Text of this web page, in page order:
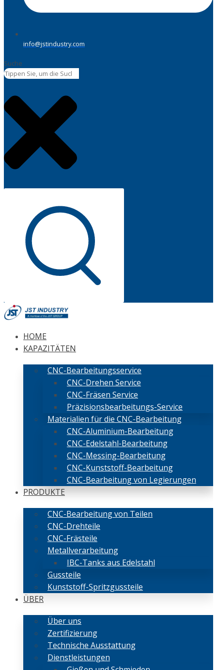
info@jstindustry.com
Suche
HOME
KAPAZITÄTEN
CNC-Bearbeitungsservice
CNC-Drehen Service
CNC-Fräsen Service
Präzisionsbearbeitungs-Service
Materialien für die CNC-Bearbeitung
CNC-Aluminium-Bearbeitung
CNC-Edelstahl-Bearbeitung
CNC-Messing-Bearbeitung
CNC-Kunststoff-Bearbeitung
CNC-Bearbeitung von Legierungen
PRODUKTE
CNC-Bearbeitung von Teilen
CNC-Drehteile
CNC-Frästeile
Metallverarbeitung
IBC-Tanks aus Edelstahl
Gussteile
Kunststoff-Spritzgussteile
ÜBER
Über uns
Zertifizierung
Technische Ausstattung
Dienstleistungen